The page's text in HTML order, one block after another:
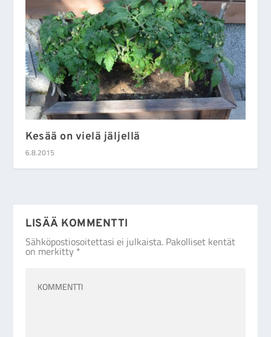
Kesää on vielä jäljellä
6.8.2015
LISÄÄ KOMMENTTI
Sähköpostiosoitettasi ei julkaista. Pakolliset kentät
on merkitty *